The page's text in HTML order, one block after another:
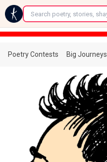
←
Poetry Contests Big Journeys